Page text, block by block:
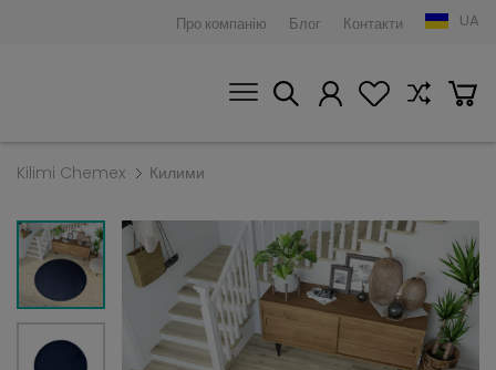
Про компанію Блог Контакти UA
Kilimi Chemex Килими